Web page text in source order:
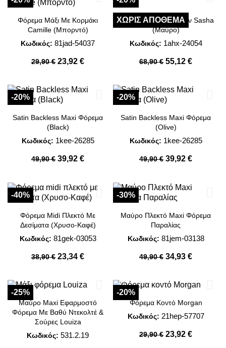
Φόρεμα Μάξι Με Κορμάκι
Camille (Μπορντό)
Κωδικός: 81jad-54037
29,90 € 23,92 €
Μάξι Φόρεμα Με Βολάν Sasha
(Μαύρο)
Κωδικός: 1ahx-24054
68,90 € 55,12 €
ΧΩΡΊΣ ΑΠΌΘΕΜΑ
Satin Backless Maxi Φόρεμα
(Black)
Κωδικός: 1kee-26285
49,90 € 39,92 €
-20%
Satin Backless Maxi Φόρεμα
(Olive)
Κωδικός: 1kee-26285
49,90 € 39,92 €
-20%
Φόρεμα Midi Πλεκτό Με
Δεσίματα (Χρυσο-Καφέ)
Κωδικός: 81gek-03053
38,90 € 23,34 €
-40%
Μαύρο Πλεκτό Maxi Φόρεμα
Παραλίας
Κωδικός: 81jem-03138
49,90 € 34,93 €
-30%
Μαύρο Maxi Εφαρμοστό
Φόρεμα Με Βαθύ Ντεκολτέ &
Σούρες Louiza
Κωδικός: 531.2.19
-25%
Φόρεμα Κοντό Morgan
Κωδικός: 21hep-57707
29,90 € 23,92 €
-20%